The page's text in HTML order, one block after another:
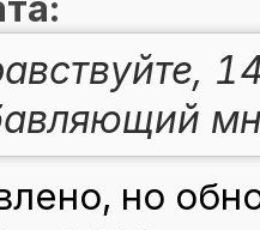
но